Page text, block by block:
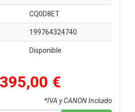
CQ0D8ET
199764324740
Disponible
€
*IVA y CANON Incluido